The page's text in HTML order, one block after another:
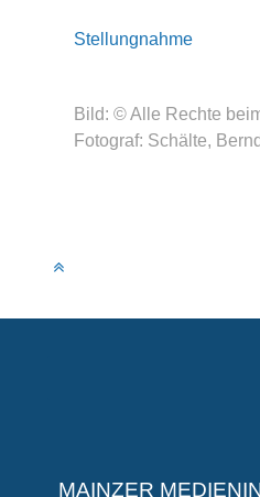
Stellungnahme
Bild: © Alle Rechte
Fotograf: Schälte, Bernd
MAINZER